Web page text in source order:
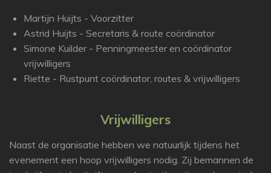
Martijn Huijts - Voorzitter
Astrid Huijts - Secretaris & route coördinator
Simone Kuilder - Penningmeester en coördinator
vrijwilligers
Riette - Rustpunt coördinator, routes & vrijwilligers
Vrijwilligers
Naast de organisatie hebben we natuurlijk tijdens het
evenement een hoop vrijwilligers nodig. Zij bemannen de